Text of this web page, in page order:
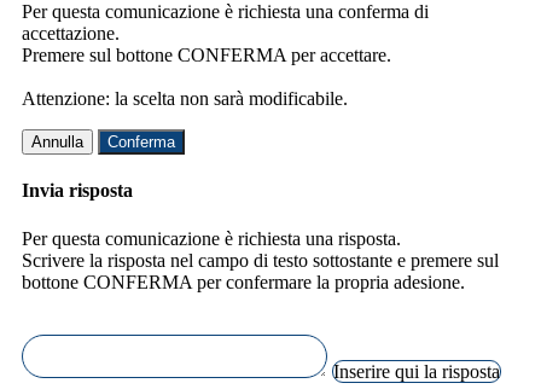
Per questa comunicazione è richiesta una conferma di
accettazione.
Premere sul bottone CONFERMA per accettare.
Attenzione: la scelta non sarà modificabile.
Annulla Conferma
Invia risposta
Per questa comunicazione è richiesta una risposta.
Scrivere la risposta nel campo di testo sottostante e premere sul
bottone CONFERMA per confermare la propria adesione.
Inserire qui la risposta